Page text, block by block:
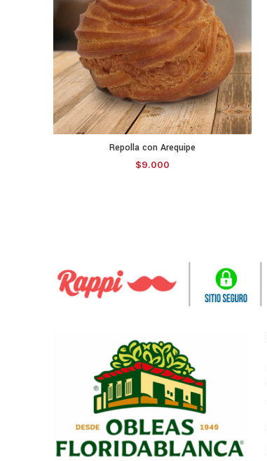
ADD TO CART
Repolla con Arequipe
$9.000